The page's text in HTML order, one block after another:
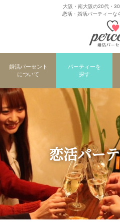
大阪・南大阪の20代・
恋活・婚活パーティーな
婚活パーセント
について
パーティーを
探す
恋活パー